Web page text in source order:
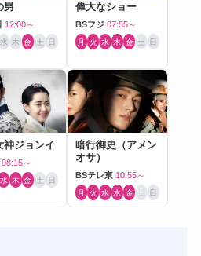
男
12:00～
水 木 金 土 日
偉大なショー
BSフジ 07:55～
月 火 水 木 金 土 日
神ジョンイ
08:15～
水 木 金 土 日
暗行御史（アメン
オサ）
BSテレ東 10:55～
月 火 水 木 金 土 日